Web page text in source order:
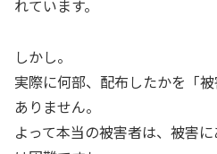
れています。
しかし。
実際に何部、配布したかを「
ありません。
よって本当の被害者は、被害